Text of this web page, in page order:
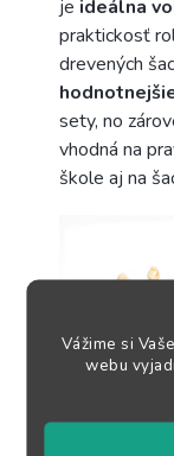
Vážime si
webu
je ideálna
praktickosť
drevených
sety, no
vhodná na
škole aj na